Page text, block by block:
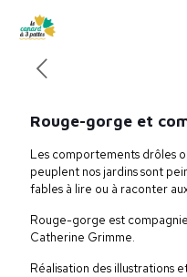
Rouge-gorge et
Les comportements drôles
peuplent nos jardins sont
fables à lire ou à raconter
Rouge-gorge est
Catherine Grimme.
Réalisation des illustrations